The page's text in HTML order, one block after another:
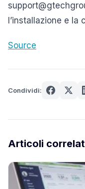
l’installazione e la
Source
Condividi:
Articoli